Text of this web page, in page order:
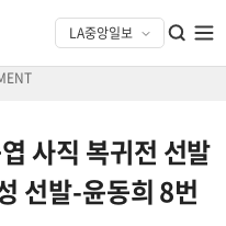
사직 복귀전 선발
선발-윤동희 8번